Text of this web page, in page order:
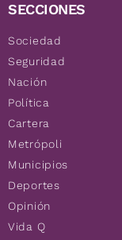
SECCIONES
Sociedad
Seguridad
Nación
Política
Cartera
Metrópoli
Municipios
Deportes
Opinión
Vida Q